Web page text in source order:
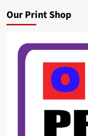
Our Print Shop